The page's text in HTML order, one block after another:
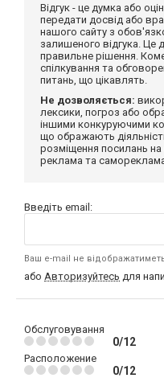
Відгук - це думка або
передати досвід або
нашого сайту з
залишеного відгука. Це
правильне рішення.
спілкування та
питань, що цікавлять.
Не дозволяється:
лексики, погроз або
іншими конкуруючими
що ображають діяльність
розміщення посилань на
реклама та
Введіть email:
Ваш e-mail не
або Авторизуйтесь для
Обслуговування
0/12
Расположение
0/12